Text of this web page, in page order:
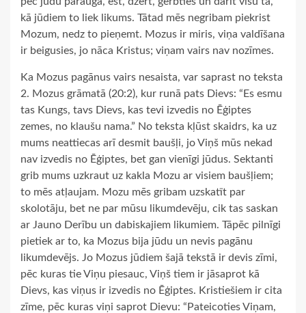
kā jūdiem to liek likums. Tātad mēs negribam piekrist
Mozum, nedz to pieņemt. Mozus ir miris, viņa valdīšana
ir beigusies, jo nāca Kristus; viņam vairs nav nozīmes.
Ka Mozus pagānus vairs nesaista, var saprast no teksta
2. Mozus grāmatā (20:2), kur runā pats Dievs: “Es esmu
tas Kungs, tavs Dievs, kas tevi izvedis no Ēģiptes
zemes, no klaušu nama.” No teksta kļūst skaidrs, ka uz
mums neattiecas arī desmit baušļi, jo Viņš mūs nekad
nav izvedis no Ēģiptes, bet gan vienīgi jūdus. Sektanti
grib mums uzkraut uz kakla Mozu ar visiem baušļiem;
to mēs atļaujam. Mozu mēs gribam uzskatīt par
skolotāju, bet ne par mūsu likumdevēju, cik tas saskan
ar Jauno Derību un dabiskajiem likumiem. Tāpēc pilnīgi
pietiek ar to, ka Mozus bija jūdu un nevis pagānu
likumdevējs. Jo Mozus jūdiem šajā tekstā ir devis zīmi,
pēc kuras tie Viņu piesauc, Viņš tiem ir jāsaprot kā
Dievs, kas viņus ir izvedis no Ēģiptes. Kristiešiem ir cita
zīme, pēc kuras viņi saprot Dievu: “Pateicoties Viņam,